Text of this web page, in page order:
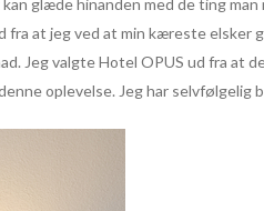
glæde hinanden med de ting man
at jeg ved at min kæreste elsker
Jeg valgte Hotel OPUS ud fra at
oplevelse. Jeg har selvfølgelig